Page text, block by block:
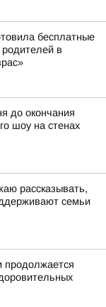
бесплатные
в
до окончания
шоу на стенах
рассказывать,
семьи
продолжается